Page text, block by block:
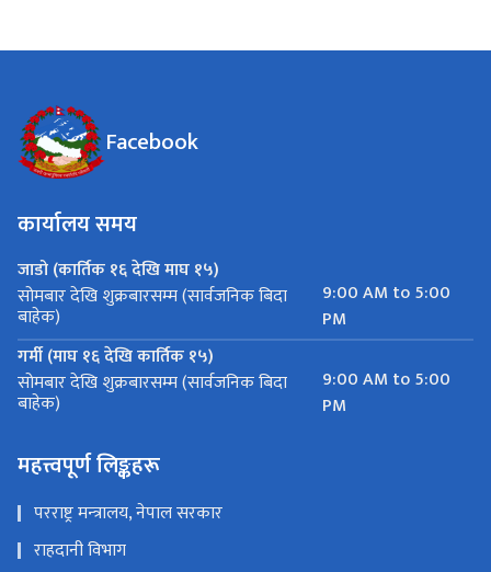
Facebook
कार्यालय समय
जाडो (कार्तिक १६ देखि माघ १५)
सोमबार देखि शुक्रबारसम्म (सार्वजनिक बिदा
बाहेक)
9:00 AM to 5:00
PM
गर्मी (माघ १६ देखि कार्तिक १५)
सोमबार देखि शुक्रबारसम्म (सार्वजनिक बिदा
बाहेक)
9:00 AM to 5:00
PM
महत्त्वपूर्ण लिङ्कहरू
परराष्ट्र मन्‍त्रालय, नेपाल सरकार
राहदानी विभाग